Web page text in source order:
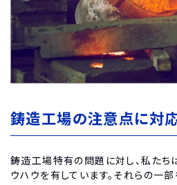
鋳造工場の注意点に対
鋳造工場特有の問題に対し、私たち
ウハウを有しています。それらの一部